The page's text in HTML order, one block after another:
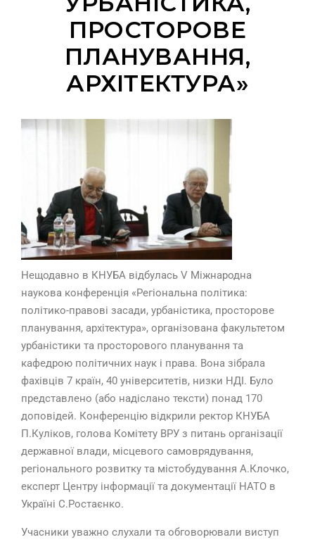
ПРОСТОРОВЕ
ПЛАНУВАННЯ,
АРХІТЕКТУРА»
Нещодавно в КНУБА відбулась V Міжнародна
наукова конференція «Регіональна політика:
політико-правові засади, урбаністика, просторове
планування, архітектура», організована факультетом
урбаністики та просторового планування та
кафедрою політичних наук і права. Вона зібрала
фахівців 7 країн, 40 університетів, низки НДІ. Було
представлено (або надіслано тексти) понад 170
доповідей. Конференцію відкрили ректор КНУБА
П.Куліков, голова Комітету ВРУ з питань організації
державної влади, місцевого самоврядування,
регіонального розвитку та містобудування А.Клочко,
експерт Центру інформації та документації НАТО в
Україні С.Ростаєнко.
Учасники уважно слухали та обговорювали виступ